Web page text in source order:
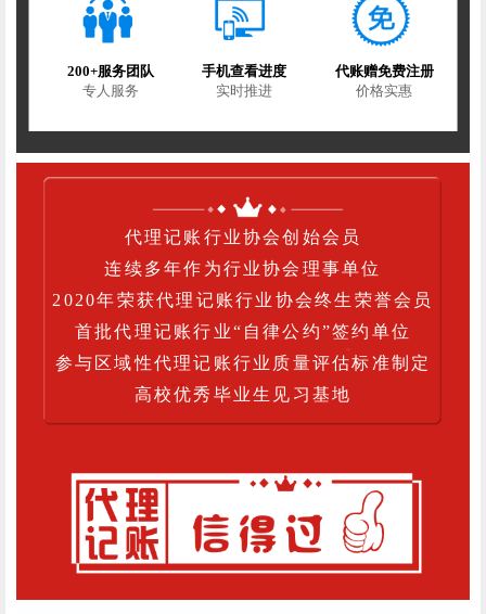
200+服务团队
专人服务
手机查看进度
实时推进
代账赠免费注册
价格实惠
代理记账行业协会创始会员
连续多年作为行业协会理事单位
2020年荣获代理记账行业协会终生荣誉会员
首批代理记账行业“自律公约”签约单位
参与区域性代理记账行业质量评估标准制定
高校优秀毕业生见习基地